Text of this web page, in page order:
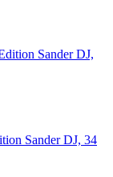
Sander DJ, 34